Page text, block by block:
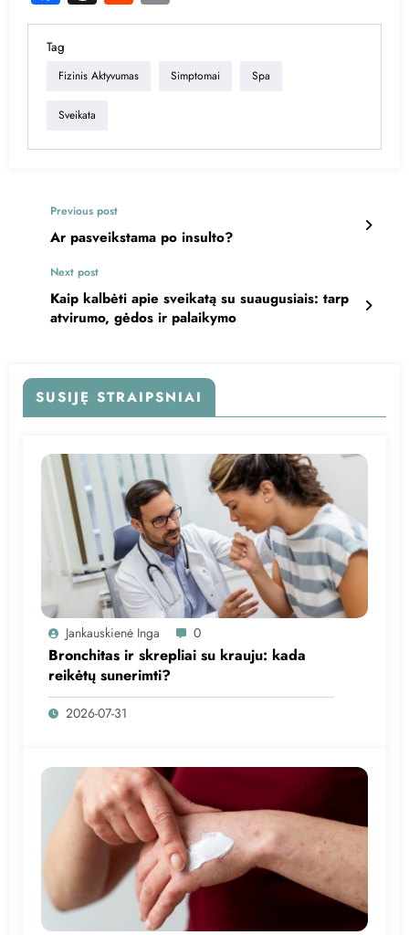
Link
Tag
Fizinis Aktyvumas Simptomai Spa
Sveikata
Previous post
Ar pasveikstama po insulto?
Next post
Kaip kalbėti apie sveikatą su suaugusiais: tarp
atvirumo, gėdos ir palaikymo
SUSIJĘ STRAIPSNIAI
Jankauskienė Inga 0
Bronchitas ir skrepliai su krauju: kada
reikėtų sunerimti?
2026-07-31